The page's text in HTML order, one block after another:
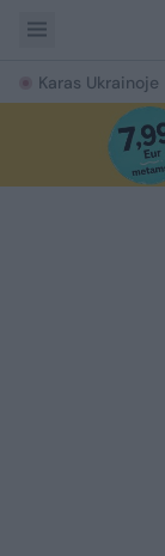
Karas Ukrainoje